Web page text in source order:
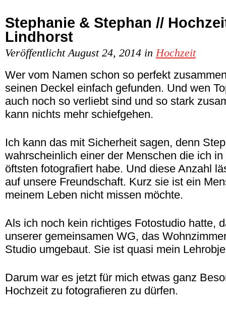
Stephanie & Stephan //
Lindhorst
Veröffentlicht August 24, 2014 in Hochzeit
Wer vom Namen schon so perfekt
seinen Deckel einfach gefunden. Und wen
auch noch so verliebt sind und so stark
kann nichts mehr schiefgehen.
Ich kann das mit Sicherheit sagen, denn
wahrscheinlich einer der Menschen die ich
öftsten fotografiert habe. Und diese Anzahl
auf unsere Freundschaft. Kurz sie ist ein
meinem Leben nicht missen möchte.
Als ich noch kein richtiges Fotostudio hatte,
unserer gemeinsamen WG, das
Studio umgebaut. Sie ist quasi mein
Darum war es jetzt für mich etwas ganz
Hochzeit zu fotografieren zu dürfen.